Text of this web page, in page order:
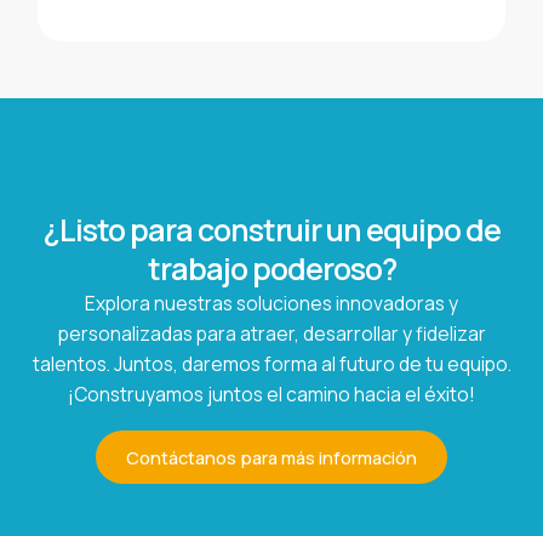
¿Listo para construir un equipo de
trabajo poderoso?
Explora nuestras soluciones innovadoras y
personalizadas para atraer, desarrollar y fidelizar
talentos. Juntos, daremos forma al futuro de tu equipo.
¡Construyamos juntos el camino hacia el éxito!
Contáctanos para más información